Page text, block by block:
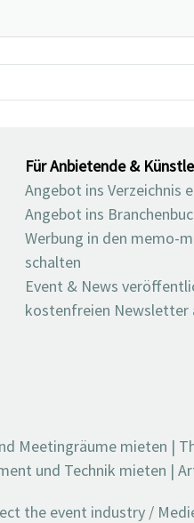
Für Anbietende &
Angebot ins Verzeichnis
Angebot ins
Werbung in den memo-
schalten
Event & News
kostenfreien Newsletter
Meetingräume mieten |
und Technik mieten |
the event industry /